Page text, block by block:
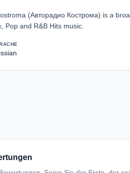
(Авторадио Кострома) is a
Pop and R&B Hits music.